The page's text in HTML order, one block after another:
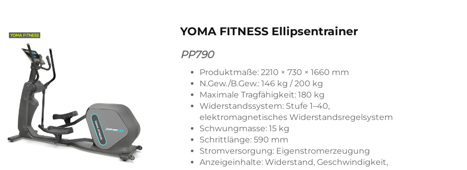
YOMA FITNESS Ellipsentrainer
PP790
Produktmaße: 2210 × 730 × 1660 mm
N.Gew./B.Gew.: 146 kg / 200 kg
Maximale Tragfähigkeit: 180 kg
Widerstandssystem: Stufe 1–40,
elektromagnetisches Widerstandsregelsystem
Schwungmasse: 15 kg
Schrittlänge: 590 mm
Stromversorgung: Eigenstromerzeugung
Anzeigeinhalte: Widerstand, Geschwindigkeit,